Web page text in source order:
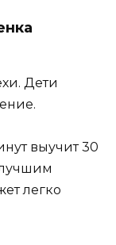
Дети
выучит 30
лучшим
легко